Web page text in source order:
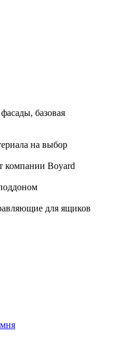
базовая
на выбор
компании Boyard
для ящиков